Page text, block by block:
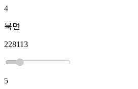
4
북면
228113
5